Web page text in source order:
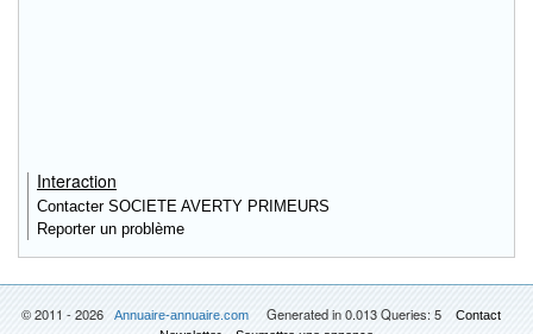
Interaction
Contacter SOCIETE AVERTY PRIMEURS
Reporter un problème
© 2011 - 2026 Annuaire-annuaire.com Generated in 0.013 Queries: 5
Contact